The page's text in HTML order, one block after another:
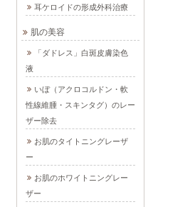
耳ケロイドの形成外科治療
肌の美容
「ダドレス」白斑皮膚染色
液
いぼ（アクロコルドン・軟
性線維腫・スキンタグ）のレー
ザー除去
お肌のタイトニングレーザ
ー
お肌のホワイトニングレー
ザー